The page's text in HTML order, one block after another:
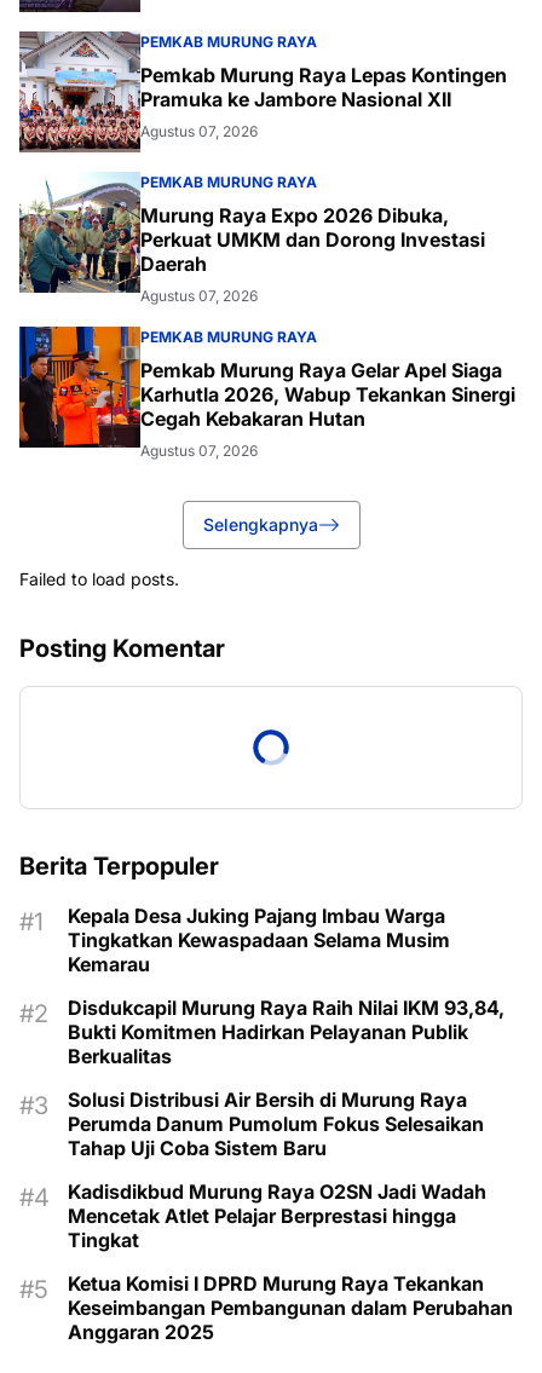
PEMKAB MURUNG RAYA
Pemkab Murung Raya Lepas Kontingen
Pramuka ke Jambore Nasional XII
Agustus 07, 2026
PEMKAB MURUNG RAYA
Murung Raya Expo 2026 Dibuka,
Perkuat UMKM dan Dorong Investasi
Daerah
Agustus 07, 2026
PEMKAB MURUNG RAYA
Pemkab Murung Raya Gelar Apel Siaga
Karhutla 2026, Wabup Tekankan Sinergi
Cegah Kebakaran Hutan
Agustus 07, 2026
Selengkapnya
Failed to load posts.
Posting Komentar
Berita Terpopuler
Kepala Desa Juking Pajang Imbau Warga
Tingkatkan Kewaspadaan Selama Musim
Kemarau
Disdukcapil Murung Raya Raih Nilai IKM 93,84,
Bukti Komitmen Hadirkan Pelayanan Publik
Berkualitas
Solusi Distribusi Air Bersih di Murung Raya
Perumda Danum Pumolum Fokus Selesaikan
Tahap Uji Coba Sistem Baru
Kadisdikbud Murung Raya O2SN Jadi Wadah
Mencetak Atlet Pelajar Berprestasi hingga
Tingkat
Ketua Komisi I DPRD Murung Raya Tekankan
Keseimbangan Pembangunan dalam Perubahan
Anggaran 2025